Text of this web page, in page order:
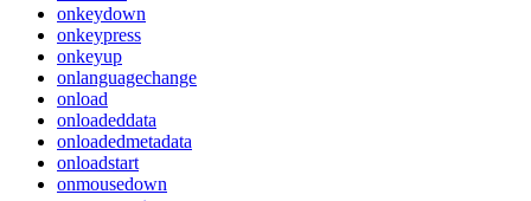
onkeydown
onkeypress
onkeyup
onlanguagechange
onload
onloadeddata
onloadedmetadata
onloadstart
onmousedown